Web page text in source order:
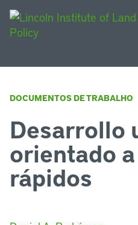
DOCUMENTOS DE TRABALHO
Desarrollo
orientado
rápidos